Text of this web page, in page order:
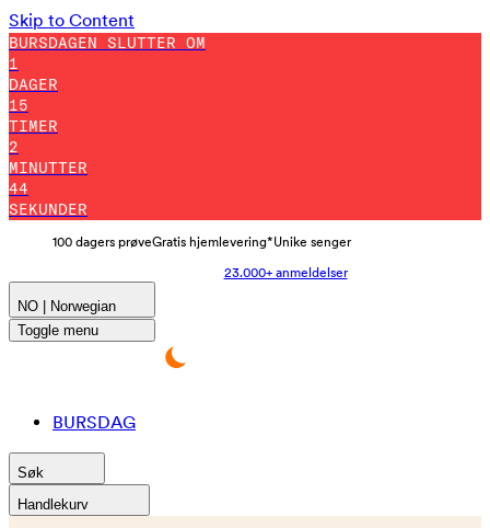
Skip to Content
BURSDAGEN SLUTTER OM
1
DAGER
15
TIMER
2
MINUTTER
39
SEKUNDER
100 dagers prøveGratis hjemlevering*Unike senger
23.000+ anmeldelser
NO | Norwegian
Toggle menu
BURSDAG
Søk
Handlekurv